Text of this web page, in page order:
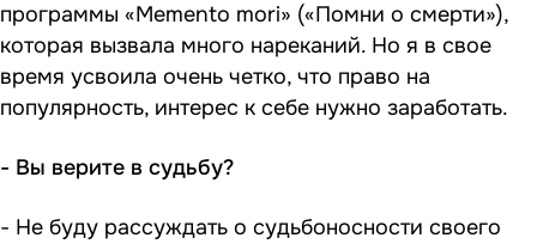
программы «Memento mori» («Помни о смерти»),
которая вызвала много нареканий. Но я в свое
время усвоила очень четко, что право на
популярность, интерес к себе нужно заработать.
- Вы верите в судьбу?
- Не буду рассуждать о судьбоносности своего